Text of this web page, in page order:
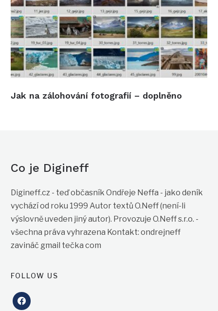
Jak na zálohování fotografií – doplněno
Co je Digineff
Digineff.cz - teď občasník Ondřeje Neffa - jako deník
vychází od roku 1999 Autor textů O.Neff (není-li
výslovně uveden jiný autor). Provozuje O.Neff s.r.o. -
všechna práva vyhrazena Kontakt: ondrejneff
zavináč gmail tečka com
FOLLOW US
facebook